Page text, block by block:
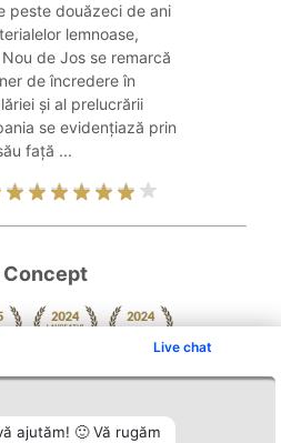
Live chat
ajutăm! 🙂 Vă rugăm
peste douăzeci de ani
lemnoase,
de Jos se remarcă
de încredere în
și al prelucrării
se evidențiază prin
față ...
Concept